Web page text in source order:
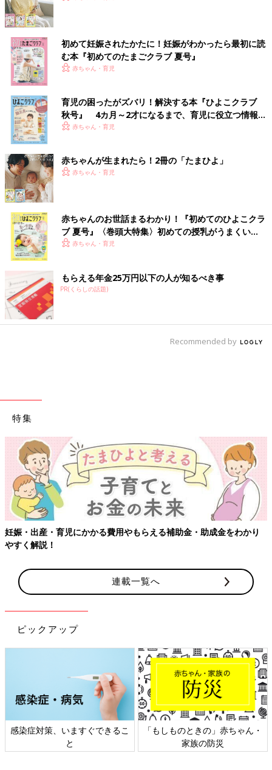
初めて妊娠されたかたに！妊娠がわかったら最初に読
む本『初めてのたまごクラブ 夏号』
赤ちゃん・育児
育児の困ったがズバリ！解決する本『ひよこクラブ
秋号』 4カ月～2才になるまで、育児に役立つ情報が
いっぱい！
赤ちゃん・育児
赤ちゃんが生まれたら！2冊の「たまひよ」
赤ちゃん・育児
赤ちゃんのお世話まるわかり！『初めてのひよこクラ
ブ 夏号』〈巻頭大特集〉初めての授乳がうまくい
く！ おっぱい・ミルクの基本と夏のトラブル 解決テ
赤ちゃん・育児
もらえる年金25万円以下の人が知るべき事
PR(くらしの話題)
Recommended by
特集
妊娠・出産・育児にかかる費用やもらえる補助金・助成金をわかり
やすく解説！
連載一覧へ
ピックアップ
感染症対策、いますぐできるこ
と
「もしものときの」赤ちゃん・
家族の防災